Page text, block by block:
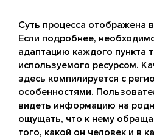
Суть процесса отображена
Если подробнее,
адаптацию каждого пункта
используемого ресурсом.
здесь компилируется с
особенностями.
видеть информацию на
ощущать, что к нему
того, какой он человек и в